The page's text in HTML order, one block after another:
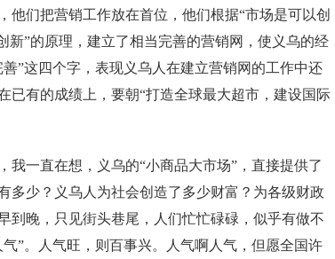
他们把营销工作放在首位，他们根据“市场是可以创
新”的原理，建立了相当完善的营销网，使义乌的经
”这四个字，表现义乌人在建立营销网的工作中还
已有的成绩上，要朝“打造全球最大超市，建设国际
一直在想，义乌的“小商品大市场”，直接提供了
多少？义乌人为社会创造了多少财富？为各级财政
到晚，只见街头巷尾，人们忙忙碌碌，似乎有做不
”。人气旺，则百事兴。人气啊人气，但愿全国许